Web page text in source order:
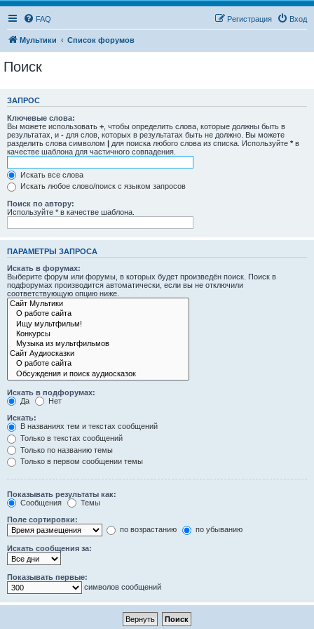
FAQ Вход
Регистрация
Мультики Список форумов
Поиск
ЗАПРОС
Ключевые слова:
Вы можете использовать + , чтобы определить слова, которые должны быть в
результатах, и - для слов, которых в результатах быть не должно. Вы можете
разделить слова символом | для поиска любого слова из списка. Используйте * в
качестве шаблона для частичного совпадения.
Искать все слова
Искать любое слово/поиск с языком запросов
Поиск по автору:
Используйте * в качестве шаблона.
ПАРАМЕТРЫ ЗАПРОСА
Искать в форумах:
Выберите форум или форумы, в которых будет произведён поиск. Поиск в
подфорумах производится автоматически, если вы не отключили
соответствующую опцию ниже.
Искать в подфорумах:
Да
Нет
Искать:
В названиях тем и текстах сообщений
Только в текстах сообщений
Только по названию темы
Только в первом сообщении темы
Показывать результаты как:
Сообщения
Темы
Поле сортировки:
по возрастанию
по убыванию
Искать сообщения за:
Показывать первые:
символов сообщений